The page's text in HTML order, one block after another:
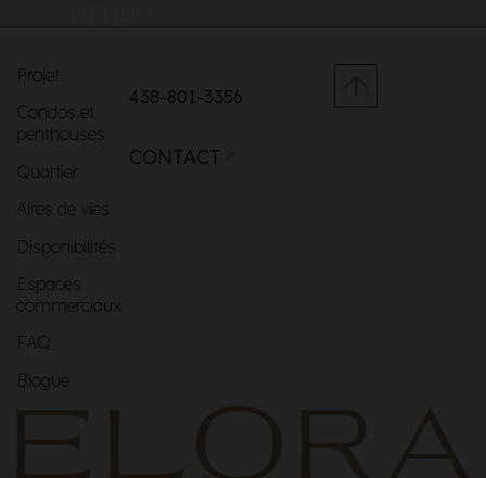
Projet
Condos et
penthouses
Quartier
Aires de vies
Disponibilités
Espaces
commerciaux
FAQ
Blogue
438-801-3356
CONTACT